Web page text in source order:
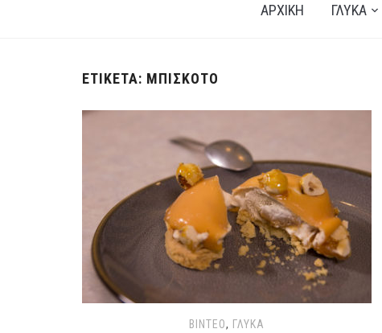
ΑΡΧΙΚΗ ΓΛΥΚΑ
ΕΤΙΚΈΤΑ: ΜΠΙΣΚΌΤΟ
ΒΊΝΤΕΟ, ΓΛΥΚΆ